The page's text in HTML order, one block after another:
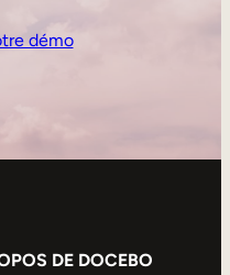
démo
DE DOCEBO